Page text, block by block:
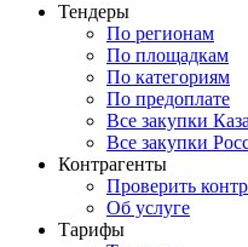
Тендеры
По регионам
По площадкам
По категориям
По предоплате
Все закупки
Все закупки
Контрагенты
Проверить
Об услуге
Тарифы